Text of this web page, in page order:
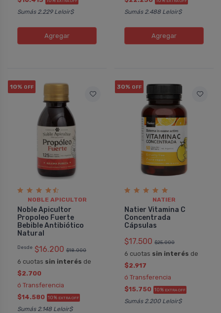
EXTRA OFF
Sumás 2.229 Leloir$
Agregar
EXTRA OFF
Sumás 2.488 Leloir$
Agregar
10% OFF
NOBLE APICULTOR
Noble Apicultor
Propoleo Fuerte
Bebible Antibiótico
Natural
Desde $16.200 $18.000
6 cuotas sin interés de
$2.700
ó Transferencia
$14.580 10% EXTRA OFF
Sumás 2.148 Leloir$
30% OFF
NATIER
Natier Vitamina C
Concentrada
Cápsulas
$17.500 $25.000
6 cuotas sin interés de
$2.917
ó Transferencia
$15.750 10% EXTRA OFF
Sumás 2.200 Leloir$